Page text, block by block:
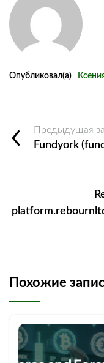
Опубликовал(а)
Предыдущая
Fundyork
Похожие